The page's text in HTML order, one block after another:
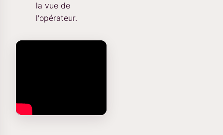
la vue de
l'opérateur.